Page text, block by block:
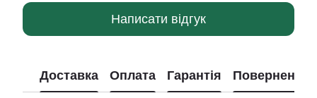
Написати відгук
Доставка Оплата Гарантія Повернення